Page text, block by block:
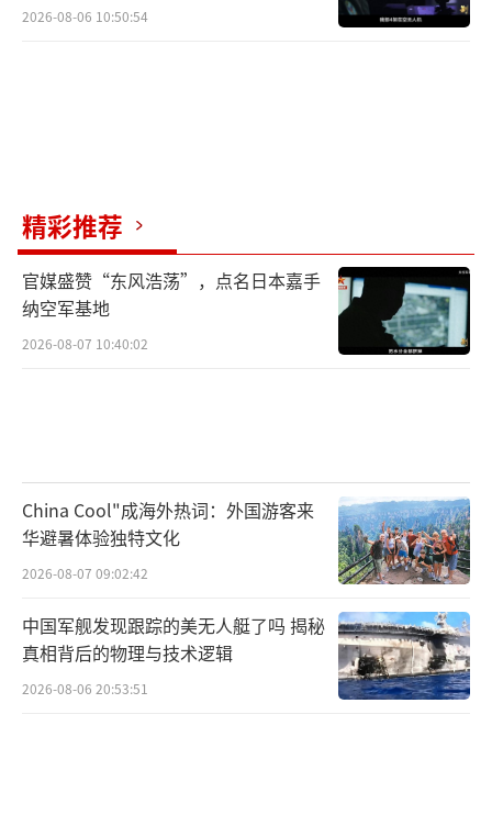
2026-08-06 10:50:54
精彩推荐
官媒盛赞“东风浩荡”，点名日本嘉手
纳空军基地
2026-08-07 10:40:02
China Cool"成海外热词：外国游客来
华避暑体验独特文化
2026-08-07 09:02:42
中国军舰发现跟踪的美无人艇了吗 揭秘
真相背后的物理与技术逻辑
2026-08-06 20:53:51